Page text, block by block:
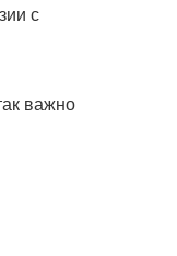
с
важно